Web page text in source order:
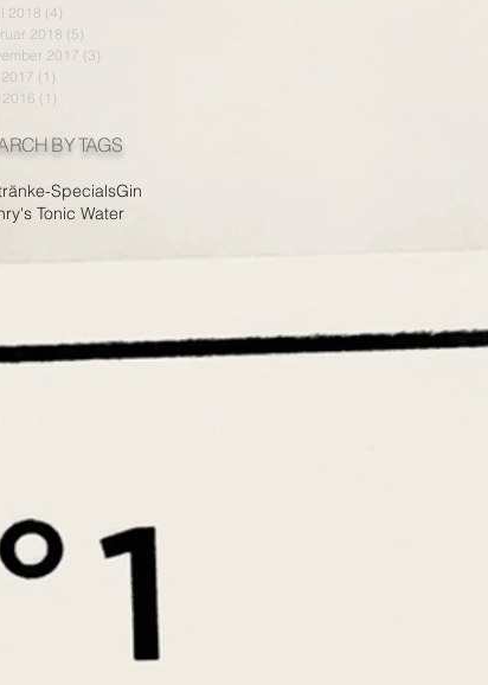
2018 (4)
2018 (5)
2017 (3)
(1)
(1)
BY TAGS
SpecialsGin
Tonic Water